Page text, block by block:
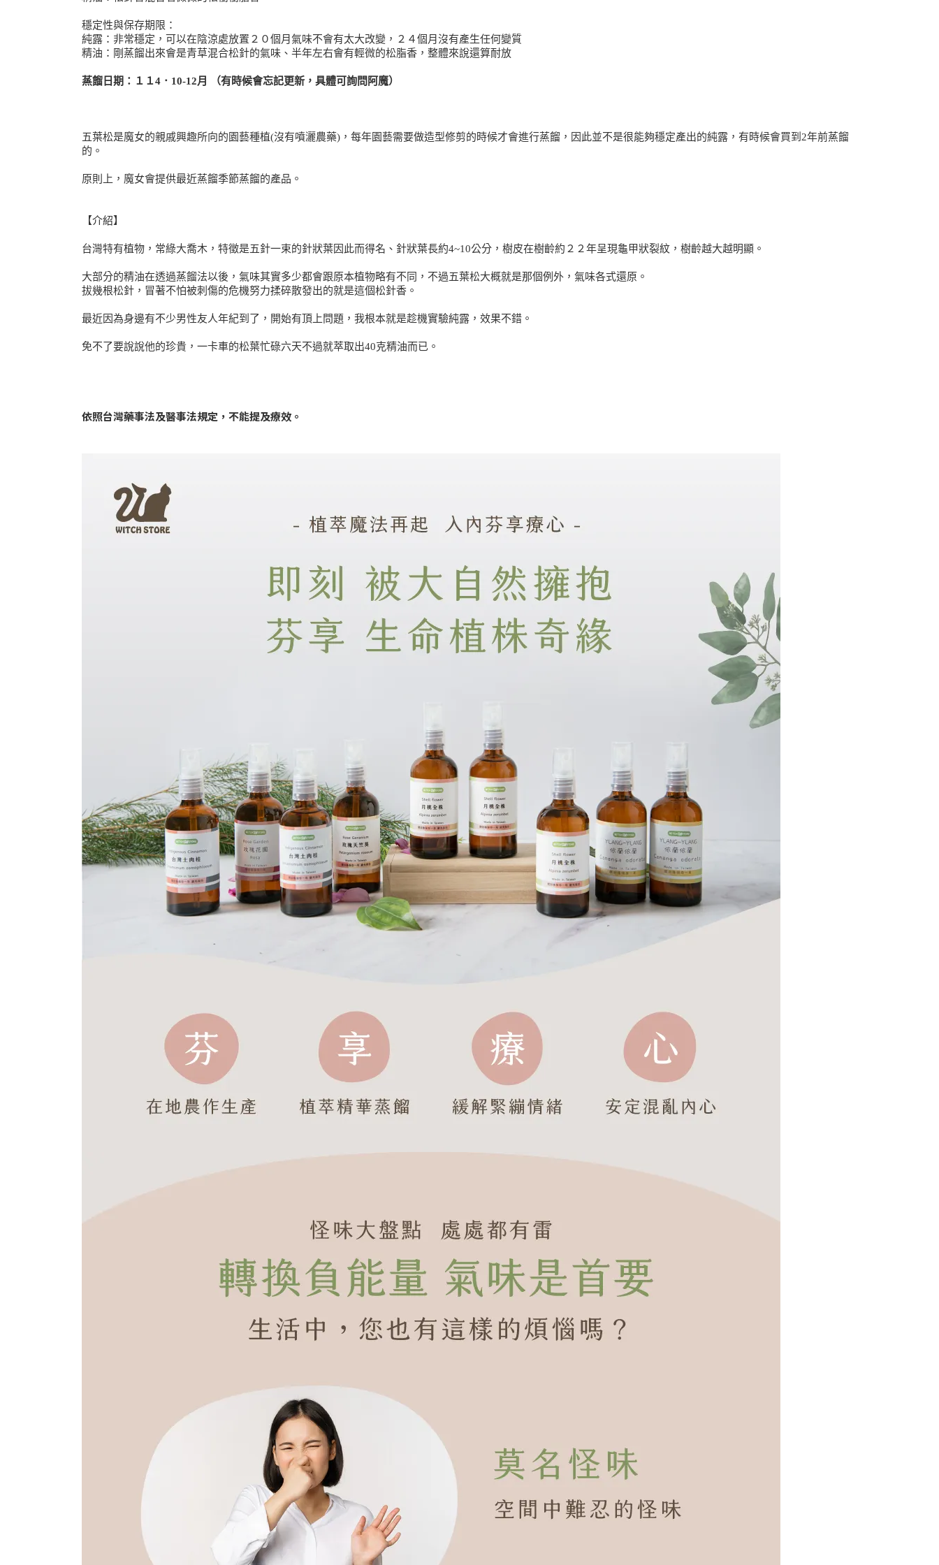
穩定性與保存期限：
純露：非常穩定，可以在陰涼處放置２０個月氣味不會有太大改變，２４個月沒有產生任何變質
精油：剛蒸餾出來會是青草混合松針的氣味、半年左右會有輕微的松脂香，整體來說還算耐放
蒸餾日期：１１4．10-12月 （有時候會忘記更新，具體可詢問阿魔）
五葉松是魔女的親戚興趣所向的園藝種植(沒有噴灑農藥)，每年園藝需要做造型修剪的時候才會進行蒸餾，因此並不是很能夠穩定產出的純露，有時候會買到2年前蒸餾
的。
原則上，魔女會提供最近蒸餾季節蒸餾的產品。
【介紹】
台灣特有植物，常綠大喬木，特徵是五針一束的針狀葉因此而得名、針狀葉長約4~10公分，樹皮在樹齡約２２年呈現龜甲狀裂紋，樹齡越大越明顯。
大部分的精油在透過蒸餾法以後，氣味其實多少都會跟原本植物略有不同，不過五葉松大概就是那個例外，氣味各式還原。
拔幾根松針，冒著不怕被刺傷的危機努力揉碎散發出的就是這個松針香。
最近因為身邊有不少男性友人年紀到了，開始有頂上問題，我根本就是趁機實驗純露，效果不錯。
免不了要說說他的珍貴，一卡車的松葉忙碌六天不過就萃取出40克精油而已。
依照台灣藥事法及醫事法規定，不能提及療效。